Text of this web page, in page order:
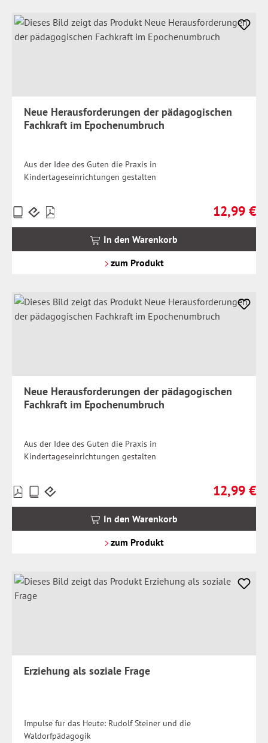
Neue Herausforderungen der pädagogischen
Fachkraft im Epochenumbruch
Aus der Idee des Guten die Praxis in
Kindertageseinrichtungen gestalten
Regulärer
12,99 €
Preise
inkl.
In den Warenkorb
zum Produkt
Neue Herausforderungen der pädagogischen
Fachkraft im Epochenumbruch
Aus der Idee des Guten die Praxis in
Kindertageseinrichtungen gestalten
Regulärer
12,99 €
Preise
inkl.
In den Warenkorb
zum Produkt
Erziehung als soziale Frage
Impulse für das Heute: Rudolf Steiner und die
Waldorfpädagogik